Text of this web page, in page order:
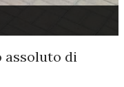
assoluto di